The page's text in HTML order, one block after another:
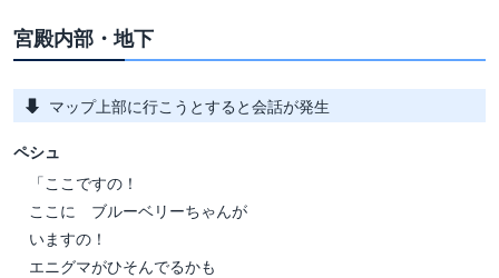
宮殿内部・地下
マップ上部に行こうとすると会話が発生
ペシュ
「ここですの！
ここに ブルーベリーちゃんが
いますの！
エニグマがひそんでるかも